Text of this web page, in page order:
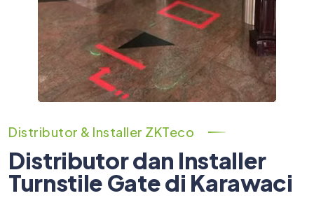
Distributor & Installer ZKTeco
Distributor dan Installer
Turnstile Gate di Karawaci